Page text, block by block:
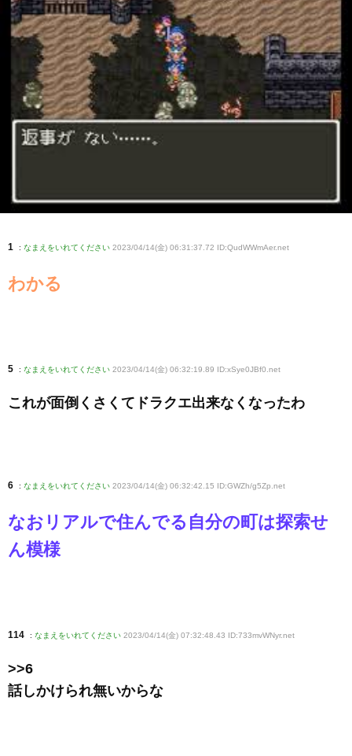
1 : なまえをいれてください 2023/04/14(金) 06:31:37.72 ID:QudWWmAer.net
わかる
5 : なまえをいれてください 2023/04/14(金) 06:32:19.89 ID:xSye0JBf0 .net
これが面倒くさくてドラクエ出来なくなったわ
6 : なまえをいれてください 2023/04/14(金) 06:32:42.15 ID:GWZh/g5Zp .net
なおリアルで住んでる自分の町は探索せ
ん模様
114 : なまえをいれてください 2023/04/14(金) 07:32:48.43 ID:733mvWNyr.net
>>6
話しかけられ無いからな